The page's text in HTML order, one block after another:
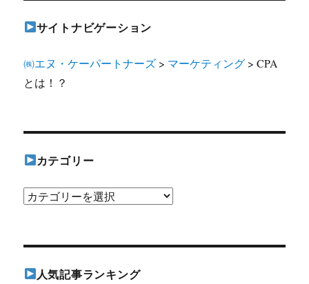
サイトナビゲーション
㈱エヌ・ケーパートナーズ > マーケティング >CPA
とは！？
カテゴリー
リ 人気記事ランキング